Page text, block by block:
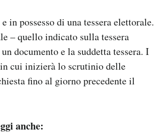
possesso di una tessera elettorale.
– quello indicato sulla tessera
documento e la suddetta tessera. I
cui inizierà lo scrutinio delle
fino al giorno precedente il
anche: